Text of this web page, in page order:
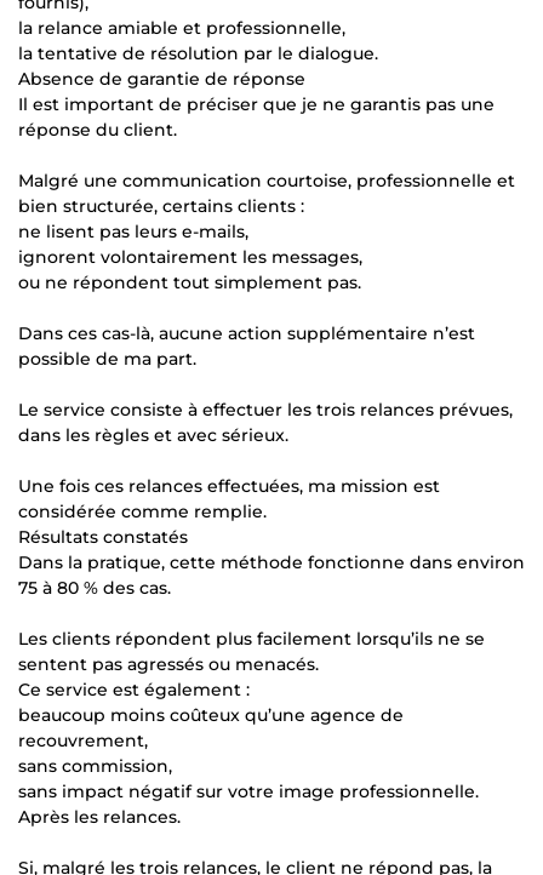
la relance amiable et professionnelle,
la tentative de résolution par le dialogue.
Absence de garantie de réponse
Il est important de préciser que je ne garantis pas une
réponse du client.
Malgré une communication courtoise, professionnelle et
bien structurée, certains clients :
ne lisent pas leurs e-mails,
ignorent volontairement les messages,
ou ne répondent tout simplement pas.
Dans ces cas-là, aucune action supplémentaire n’est
possible de ma part.
Le service consiste à effectuer les trois relances prévues,
dans les règles et avec sérieux.
Une fois ces relances effectuées, ma mission est
considérée comme remplie.
Résultats constatés
Dans la pratique, cette méthode fonctionne dans environ
75 à 80 % des cas.
Les clients répondent plus facilement lorsqu’ils ne se
sentent pas agressés ou menacés.
Ce service est également :
beaucoup moins coûteux qu’une agence de
recouvrement,
sans commission,
sans impact négatif sur votre image professionnelle.
Après les relances.
Si, malgré les trois relances, le client ne répond pas, la